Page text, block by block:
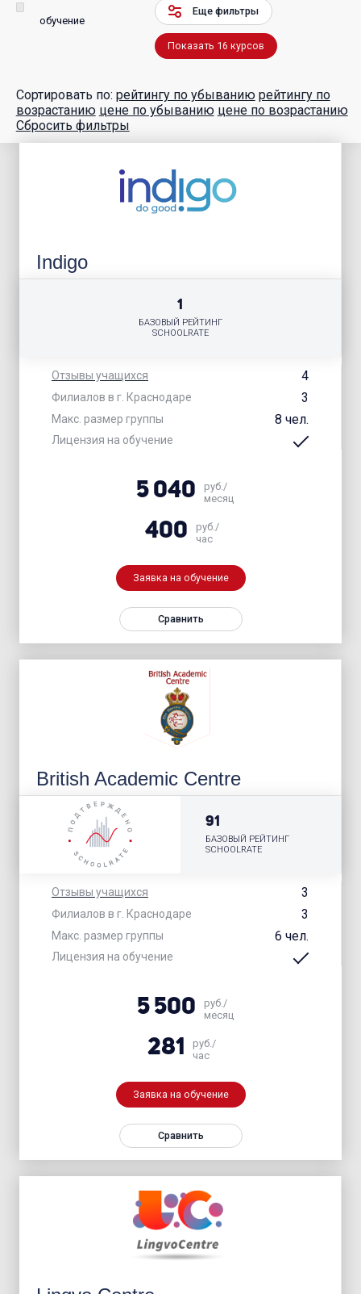
обучение
Еще фильтры
Показать 16 курсов
Сортировать по: рейтингу по убыванию рейтингу по
возрастанию цене по убыванию цене по возрастанию
Сбросить фильтры
Indigo
Отзывы учащихся 4
Филиалов в г. Краснодаре 3
Макс. размер группы 8 чел.
Лицензия на обучение
1
БАЗОВЫЙ РЕЙТИНГ
SCHOOLRATE
5 040
руб./
месяц
400
руб./
час
Заявка на обучение
Сравнить
British Academic Centre
Отзывы учащихся 3
Филиалов в г. Краснодаре 3
Макс. размер группы 6 чел.
Лицензия на обучение
91
БАЗОВЫЙ РЕЙТИНГ
SCHOOLRATE
5 500
руб./
месяц
281
руб./
час
Заявка на обучение
Сравнить